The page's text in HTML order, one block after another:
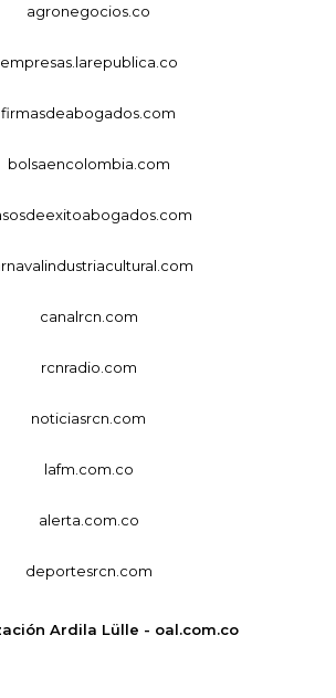
agronegocios.co
empresas.larepublica.co
firmasdeabogados.com
bolsaencolombia.com
canalrcn.com
rcnradio.com
noticiasrcn.com
lafm.com.co
alerta.com.co
deportesrcn.com
Ardila Lülle - oal.com.co